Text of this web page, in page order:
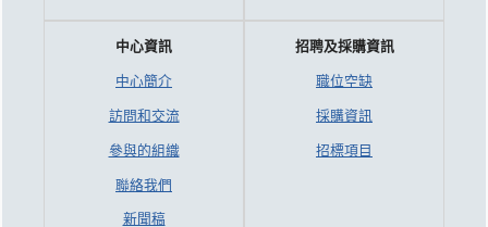
中心資訊
中心簡介
訪問和交流
參與的組織
聯絡我們
新聞稿
招聘及採購資訊
職位空缺
採購資訊
招標項目